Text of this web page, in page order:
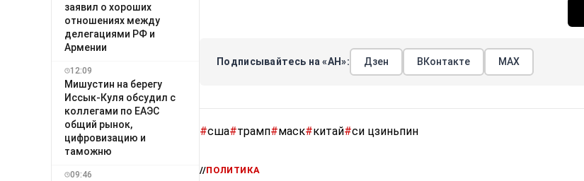
заявил о хороших
отношениях между
делегациями РФ и
Армении
12:09
Мишустин на берегу
Иссык-Куля обсудил с
коллегами по ЕАЭС
общий рынок,
цифровизацию и
таможню
09:46
Подписывайтесь на «АН»: Дзен ВКонтакте МАХ
#сша#трамп#маск#китай#си цзиньпин
//ПОЛИТИКА